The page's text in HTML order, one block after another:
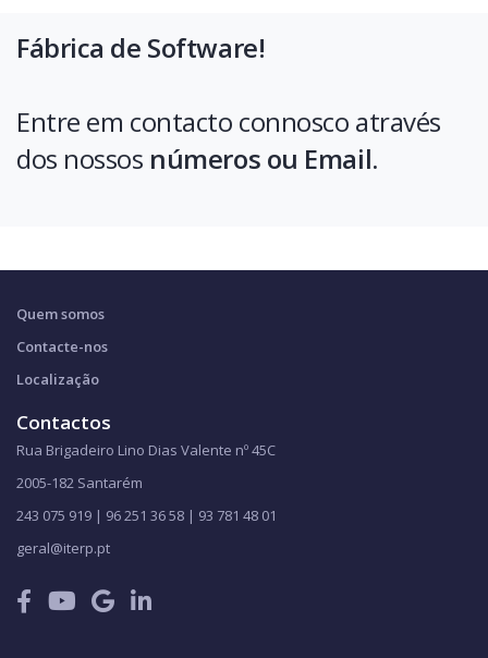
Fábrica de Software!
Entre em contacto connosco através
dos nossos números ou Email.
Quem somos
Contacte-nos
Localização
Contactos
Rua Brigadeiro Lino Dias Valente nº 45C
2005-182 Santarém
243 075 919 | 96 251 36 58 | 93 781 48 01
geral@iterp.pt